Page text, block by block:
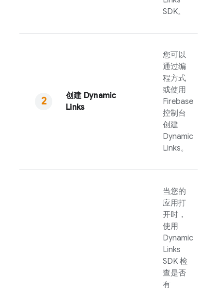
SDK。
创建 Dynamic
Links
您可以
通过编
程方式
或使用
Firebase
控制台
创建
Dynamic
Links。
当您的
应用打
开时，
使用
Dynamic
Links
SDK 检
查是否
有